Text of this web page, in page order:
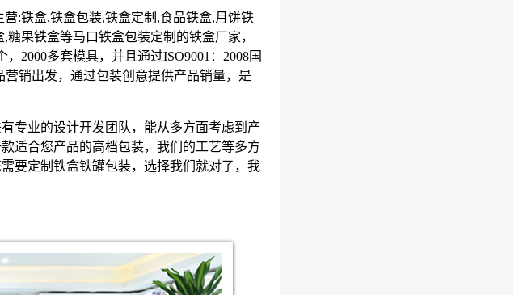
营:铁盒,铁盒包装,铁盒定制,食品铁盒,月饼铁
糖果铁盒等马口铁盒包装定制的铁盒厂家，
2000多套模具，并且通过ISO9001：2008国
营销出发，通过包装创意提供产品销量，是
专业的设计开发团队，能从多方面考虑到产
适合您产品的高档包装，我们的工艺等多方
要定制铁盒铁罐包装，选择我们就对了，我